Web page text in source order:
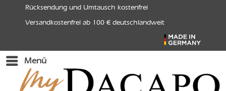
Rücksendung und Umtausch kostenfrei
Versandkostenfrei ab 100 € deutschlandweit
Menü